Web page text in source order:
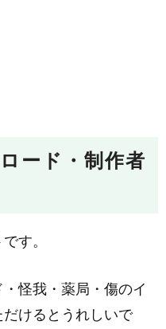
ード・制作者
す。
怪我・薬局・傷のイ
けるとうれしいで